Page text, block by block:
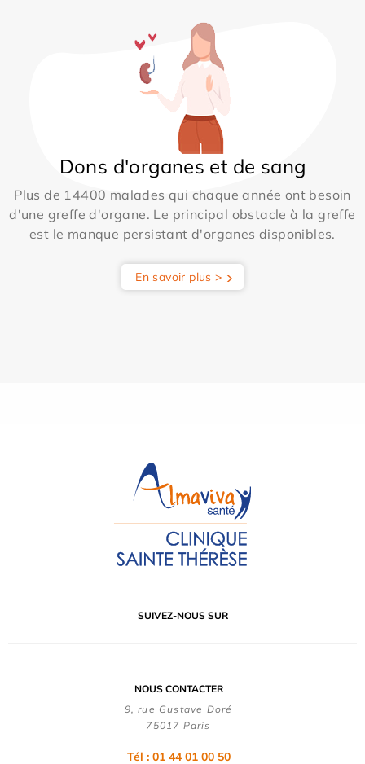
Dons d'organes et de sang
Plus de 14400 malades qui chaque année ont besoin
d'une greffe d'organe. Le principal obstacle à la greffe
est le manque persistant d'organes disponibles.
En savoir plus >
SUIVEZ-NOUS SUR
NOUS CONTACTER
9, rue Gustave Doré
75017 Paris
Tél : 01 44 01 00 50